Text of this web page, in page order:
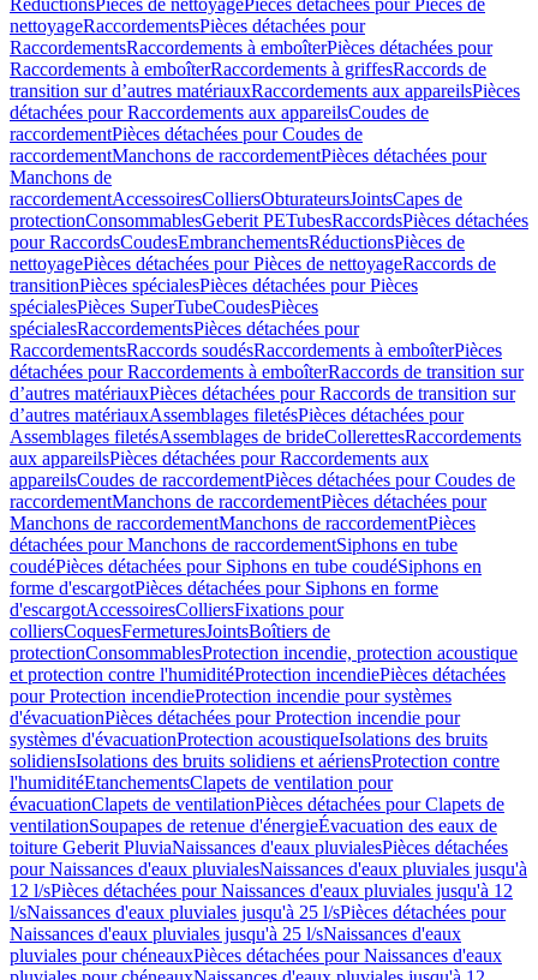
RéductionsPièces de nettoyagePièces détachées pour Pièces de
nettoyageRaccordementsPièces détachées pour
RaccordementsRaccordements à emboîterPièces détachées pour
Raccordements à emboîterRaccordements à griffesRaccords de
transition sur d’autres matériauxRaccordements aux appareilsPièces
détachées pour Raccordements aux appareilsCoudes de
raccordementPièces détachées pour Coudes de
raccordementManchons de raccordementPièces détachées pour
Manchons de
raccordementAccessoiresColliersObturateursJointsCapes de
protectionConsommablesGeberit PETubesRaccordsPièces détachées
pour RaccordsCoudesEmbranchementsRéductionsPièces de
nettoyagePièces détachées pour Pièces de nettoyageRaccords de
transitionPièces spécialesPièces détachées pour Pièces
spécialesPièces SuperTubeCoudesPièces
spécialesRaccordementsPièces détachées pour
RaccordementsRaccords soudésRaccordements à emboîterPièces
détachées pour Raccordements à emboîterRaccords de transition sur
d’autres matériauxPièces détachées pour Raccords de transition sur
d’autres matériauxAssemblages filetésPièces détachées pour
Assemblages filetésAssemblages de brideCollerettesRaccordements
aux appareilsPièces détachées pour Raccordements aux
appareilsCoudes de raccordementPièces détachées pour Coudes de
raccordementManchons de raccordementPièces détachées pour
Manchons de raccordementManchons de raccordementPièces
détachées pour Manchons de raccordementSiphons en tube
coudéPièces détachées pour Siphons en tube coudéSiphons en
forme d'escargotPièces détachées pour Siphons en forme
d'escargotAccessoiresColliersFixations pour
colliersCoquesFermeturesJointsBoîtiers de
protectionConsommablesProtection incendie, protection acoustique
et protection contre l'humiditéProtection incendiePièces détachées
pour Protection incendieProtection incendie pour systèmes
d'évacuationPièces détachées pour Protection incendie pour
systèmes d'évacuationProtection acoustiqueIsolations des bruits
solidiensIsolations des bruits solidiens et aériensProtection contre
l'humiditéEtanchementsClapets de ventilation pour
évacuationClapets de ventilationPièces détachées pour Clapets de
ventilationSoupapes de retenue d'énergieÉvacuation des eaux de
toiture Geberit PluviaNaissances d'eaux pluvialesPièces détachées
pour Naissances d'eaux pluvialesNaissances d'eaux pluviales jusqu'à
12 l/sPièces détachées pour Naissances d'eaux pluviales jusqu'à 12
l/sNaissances d'eaux pluviales jusqu'à 25 l/sPièces détachées pour
Naissances d'eaux pluviales jusqu'à 25 l/sNaissances d'eaux
pluviales pour chéneauxPièces détachées pour Naissances d'eaux